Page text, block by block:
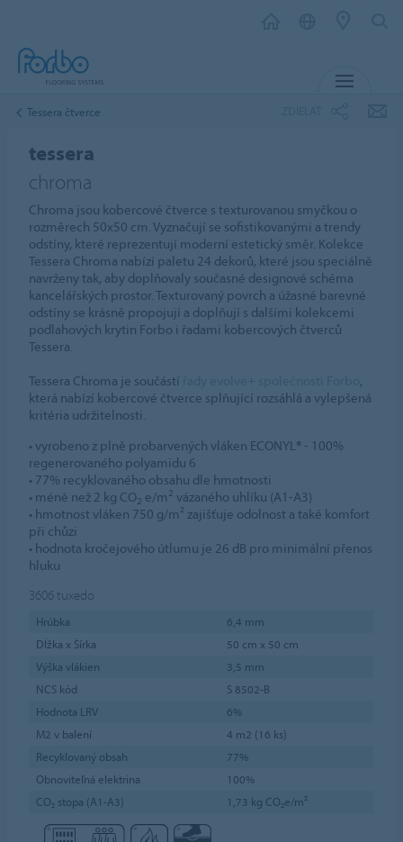
Tessera čtverce
tessera
chroma
Chroma jsou kobercové čtverce s texturovanou smyčkou o
rozměrech 50x50 cm. Vyznačují se sofistikovanými a trendy
odstíny, které reprezentují moderní estetický směr. Kolekce
Tessera Chroma nabízí paletu 24 dekorů, které jsou speciálně
navrženy tak, aby doplňovaly současné designové schéma
kancelářských prostor. Texturovaný povrch a úžasné barevné
odstíny se krásně propojují a doplňují s dalšími kolekcemi
podlahových krytin Forbo i řadami kobercových čtverců
Tessera.
Tessera Chroma je součástí
,
která nabízí kobercové čtverce splňující rozsáhlá a vylepšená
kritéria udržitelnosti.
• vyrobeno z plně probarvených vláken ECONYL® - 100%
regenerovaného polyamidu 6
• 77% recyklovaného obsahu dle hmotnosti
• méně než 2 kg CO2 e/m 2 vázaného uhlíku (A1-A3)
• hmotnost vláken 750 g/m² zajišťuje odolnost a také komfort
při chůzi
• hodnota kročejového útlumu je 26 dB pro minimální přenos
hluku
3606tuxedo
Hrúbka
6,4 mm
Dĺžka x Šírka
50 cm x 50 cm
Výška vlákien
3,5 mm
NCS kód
S 8502-B
Hodnota LRV
6%
M2 v balení
4 m2 (16 ks)
Recyklovaný obsah
77%
Obnoviteľná elektrina
100%
CO₂ stopa (A1-A3)
1,73 kg CO₂e/m²